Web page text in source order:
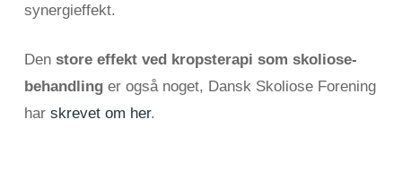
synergieffekt.
Den store effekt ved kropsterapi som skoliose-
behandlinger også noget, Dansk Skoliose Forening
har skrevet om her.